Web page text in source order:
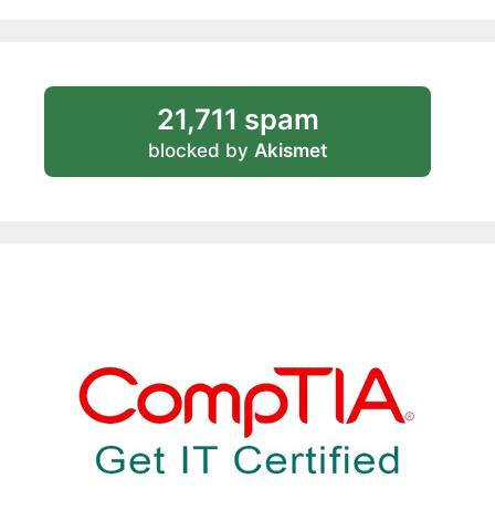
21,711 spam
blocked by Akismet